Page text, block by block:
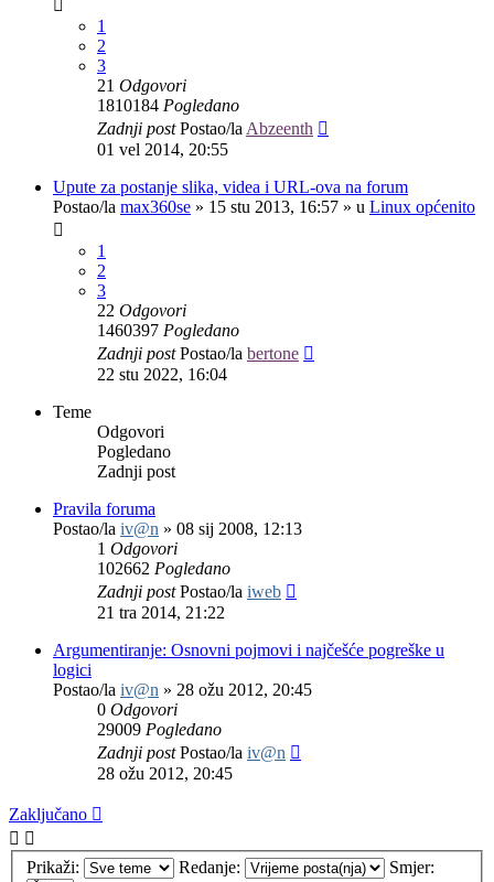
1
2
3
21 Odgovori
1810184 Pogledano
Zadnji postPostao/la Abzeenth
01 vel 2014, 20:55
Upute za postanje slika, videa i URL-ova na forum
Postao/la max360se » 15 stu 2013, 16:57 » u Linux općenito
1
2
3
22 Odgovori
1460397 Pogledano
Zadnji postPostao/la bertone
22 stu 2022, 16:04
Teme
Odgovori
Pogledano
Zadnji post
Pravila foruma
Postao/la iv@n » 08 sij 2008, 12:13
1 Odgovori
102662 Pogledano
Zadnji postPostao/la iweb
21 tra 2014, 21:22
Argumentiranje: Osnovni pojmovi i najčešće pogreške u
logici
Postao/la iv@n » 28 ožu 2012, 20:45
0 Odgovori
29009 Pogledano
Zadnji postPostao/la iv@n
28 ožu 2012, 20:45
Zaključano
Prikaži: Redanje: Smjer: